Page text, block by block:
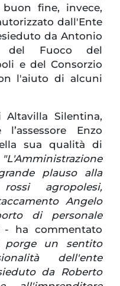
fine, invece,
dall'Ente
da Antonio
del Fuoco del
e del Consorzio
l'aiuto di alcuni
Silentina,
Enzo
sua qualità di
"L'Amministrazione
plauso alla
agropolesi,
Angelo
di personale
- ha commentato
un sentito
dell'ente
da Roberto